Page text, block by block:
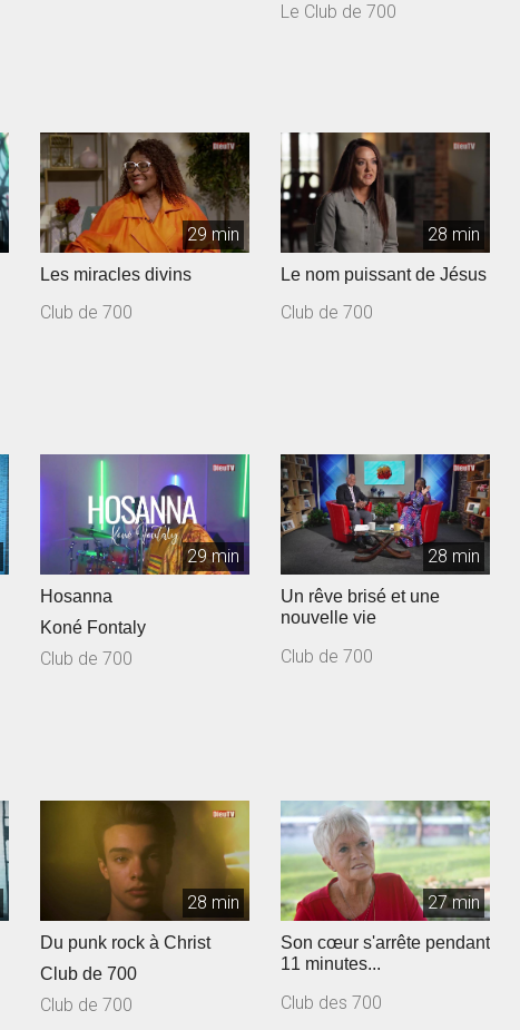
Le Club de 700
29 min
Les miracles divins
Club de 700
28 min
Le nom puissant de Jésus
Club de 700
29 min
Hosanna
Koné Fontaly
Club de 700
28 min
Un rêve brisé et une
nouvelle vie
Club de 700
28 min
Du punk rock à Christ
Club de 700
Club de 700
27 min
Son cœur s'arrête pendant
11 minutes...
Club des 700